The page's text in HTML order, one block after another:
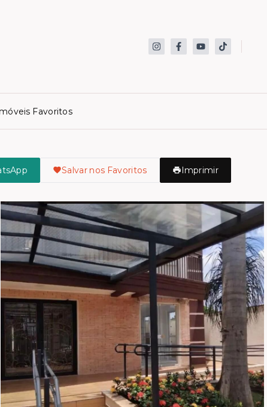
Favoritos
Salvar nos Favoritos Imprimir